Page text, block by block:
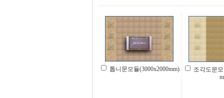
톱니문모듈(3000x2000mm)
조각도문